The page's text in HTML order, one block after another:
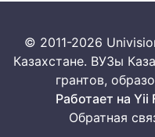
© 2011-2026
Казахстане. ВУЗы
грантов,
Работает на
Обратная